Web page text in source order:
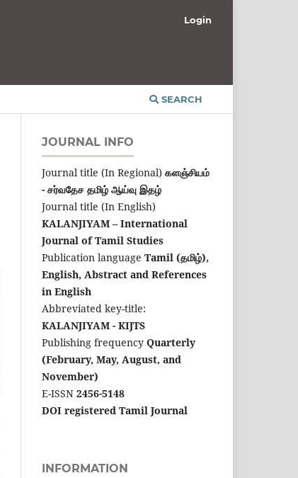
SEARCH
Login
JOURNAL INFO
Journal title (In Regional) களஞ்சியம்
- சர்வதேச தமிழ் ஆய்வு இதழ்
Journal title (In English)
KALANJIYAM – International
Journal of Tamil Studies
Publication language Tamil (தமிழ்),
English, Abstract and References
in English
Abbreviated key-title:
KALANJIYAM - KIJTS
Publishing frequency Quarterly
(February, May, August, and
November)
E-ISSN 2456-5148
DOI registered Tamil Journal
INFORMATION